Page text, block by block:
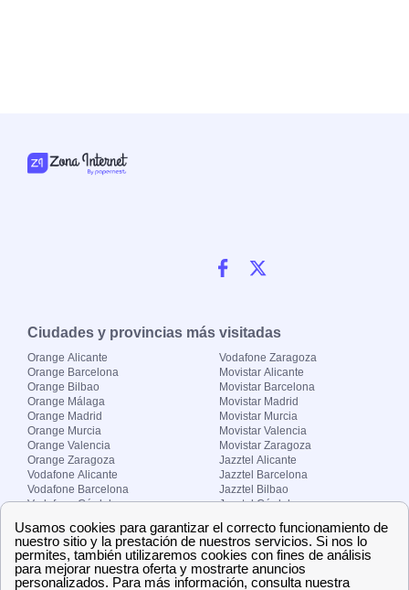
Ciudades y provincias más visitadas
Orange Alicante
Orange Barcelona
Orange Bilbao
Orange Málaga
Orange Madrid
Orange Murcia
Orange Valencia
Orange Zaragoza
Vodafone Alicante
Vodafone Barcelona
Vodafone Córdoba
Vodafone Madrid
Vodafone Murcia
Vodafone Valencia
Vodafone Zaragoza
Movistar Alicante
Movistar Barcelona
Movistar Madrid
Movistar Murcia
Movistar Valencia
Movistar Zaragoza
Jazztel Alicante
Jazztel Barcelona
Jazztel Bilbao
Jazztel Córdoba
Jazztel Málaga
Jazztel Valencia
Jazztel Zaragoza
Sobre Zona-internet.com